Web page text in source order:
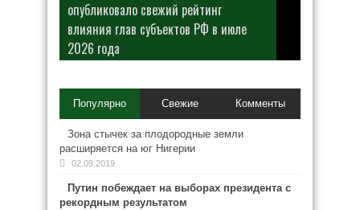
опубликовало свежий рейтинг
влияния глав субъектов РФ в июле
2026 года
Популярно Свежие Комменты
Зона стычек за плодородные земли
расширяется на юг Нигерии
02.09.2019
Путин побеждает на выборах президента с
рекордным результатом